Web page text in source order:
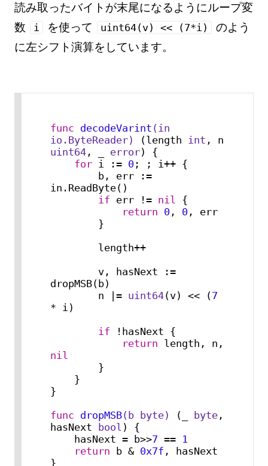
読み取ったバイトが末尾になるようにループ変
数
i を使って uint64(v) << (7*i)
のよう
に左シフト演算をしています。
func decodeVarint (in
io.ByteReader)
(length int
uint64, _ error) {
for i := 0; ; i++ {
in.ReadByte()
if err != nil
{
return 0, 0, err
dropMSB(b)
        n |=
uint64(v) << (7
* i)
if !hasNext {
return
nil
}
func dropMSB(b byte) (_ byte,
hasNext bool ) {
    hasNext = b>>
7 == 1
return b & 0x7f , hasNext
}